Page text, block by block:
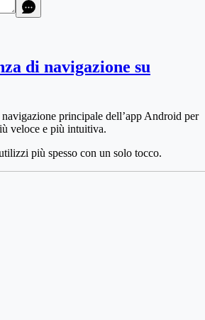
di navigazione su
principale dell’app Android per
veloce e più intuitiva.
più spesso con un solo tocco.